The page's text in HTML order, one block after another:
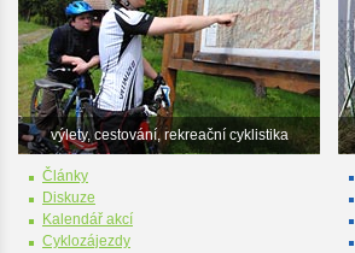
výlety, cestování, rekreační cyklistika
Články
Diskuze
Kalendář akcí
Cyklozájezdy